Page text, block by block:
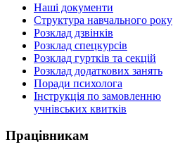
Наші документи
Структура навчального року
Розклад дзвінків
Розклад спецкурсiв
Розклад гуртків та секцій
Розклад додаткових занять
Поради психолога
Інструкція по замовленню
учнівських квитків
Працівникам